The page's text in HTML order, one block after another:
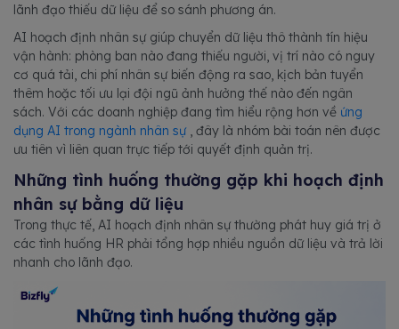
lãnh đạo thiếu dữ liệu để so sánh phương án.
AI hoạch định nhân sự giúp chuyển dữ liệu thô thành tín hiệu
vận hành: phòng ban nào đang thiếu người, vị trí nào có nguy
cơ quá tải, chi phí nhân sự biến động ra sao, kịch bản tuyển
thêm hoặc tối ưu lại đội ngũ ảnh hưởng thế nào đến ngân
sách. Với các doanh nghiệp đang tìm hiểu rộng hơn về ứng
dụng AI trong ngành nhân sự, đây là nhóm bài toán nên được
ưu tiên vì liên quan trực tiếp tới quyết định quản trị.
Những tình huống thường gặp khi hoạch định
nhân sự bằng dữ liệu
Trong thực tế, AI hoạch định nhân sự thường phát huy giá trị ở
các tình huống HR phải tổng hợp nhiều nguồn dữ liệu và trả lời
nhanh cho lãnh đạo.